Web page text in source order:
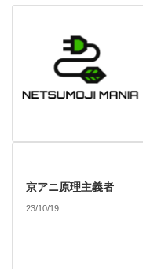
京アニ原理主義者
23/10/19